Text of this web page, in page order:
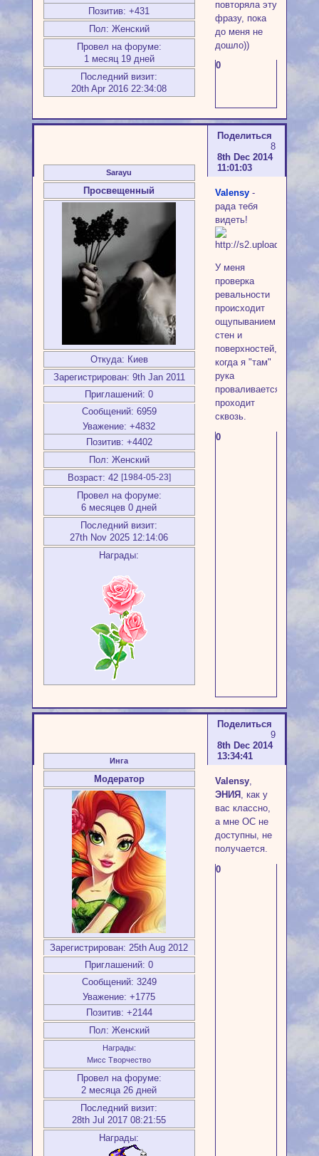
Позитив: +431
Пол: Женский
Провел на форуме:
1 месяц 19 дней
Последний визит:
20th Apr 2016 22:34:08
повторяла эту
фразу, пока
до меня не
дошло))
0
Поделиться
8
8th Dec 2014
11:01:03
Sarayu
Просвещенный
Откуда: Киев
Зарегистрирован: 9th Jan 2011
Приглашений: 0
Сообщений: 6959
Уважение: +4832
Позитив: +4402
Пол: Женский
Возраст: 42 [1984-05-23]
Провел на форуме:
6 месяцев 0 дней
Последний визит:
27th Nov 2025 12:14:06
Награды:
Valensy-
рада тебя
видеть!
У меня
проверка
ревальности
происходит
ощупыванием
стен и
поверхностей,
когда я "там"
рука
проваливается/
проходит
сквозь.
0
Поделиться
9
8th Dec 2014
13:34:41
Инга
Модератор
Зарегистрирован: 25th Aug 2012
Приглашений: 0
Сообщений: 3249
Уважение: +1775
Позитив: +2144
Пол: Женский
Награды:
Мисс Творчество
Провел на форуме:
2 месяца 26 дней
Последний визит:
28th Jul 2017 08:21:55
Награды:
Valensy,
ЭНИЯ , как у
вас классно,
а мне ОС не
доступны, не
получается.
0